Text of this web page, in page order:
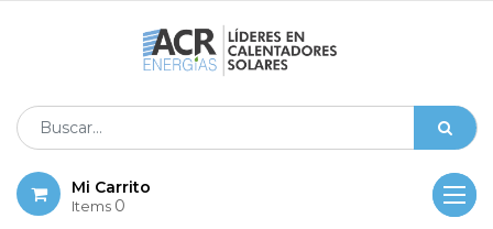
Mi Carrito
Items 0